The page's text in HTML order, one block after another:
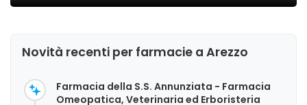
Novità recenti per farmacie a Arezzo
Farmacia della S.S. Annunziata - Farmacia
Omeopatica, Veterinaria ed Erboristeria